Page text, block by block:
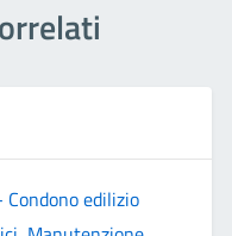
edilizio